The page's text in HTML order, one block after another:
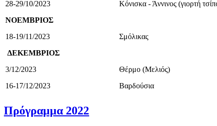
28-29/10/2023
Κόνισκα - Άννινος (γιορτή
ΝΟΕΜΒΡΙΟΣ
18-19/11/2023
Σμόλικας
ΔΕΚΕΜΒΡΙΟΣ
3/12/2023
Θέρμο (Μελιός)
16-17/12/2023
Βαρδούσια
Πρόγραμμα 2022